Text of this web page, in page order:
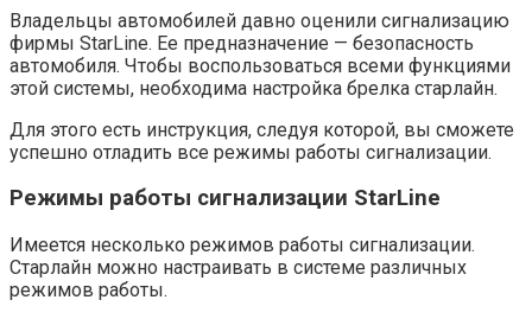
Владельцы автомобилей давно оценили сигнализацию
фирмы StarLine. Ее предназначение — безопасность
автомобиля. Чтобы воспользоваться всеми функциями
этой системы, необходима настройка брелка старлайн.
Для этого есть инструкция, следуя которой, вы сможете
успешно отладить все режимы работы сигнализации.
Режимы работы сигнализации StarLine
Имеется несколько режимов работы сигнализации.
Старлайн можно настраивать в системе различных
режимов работы.